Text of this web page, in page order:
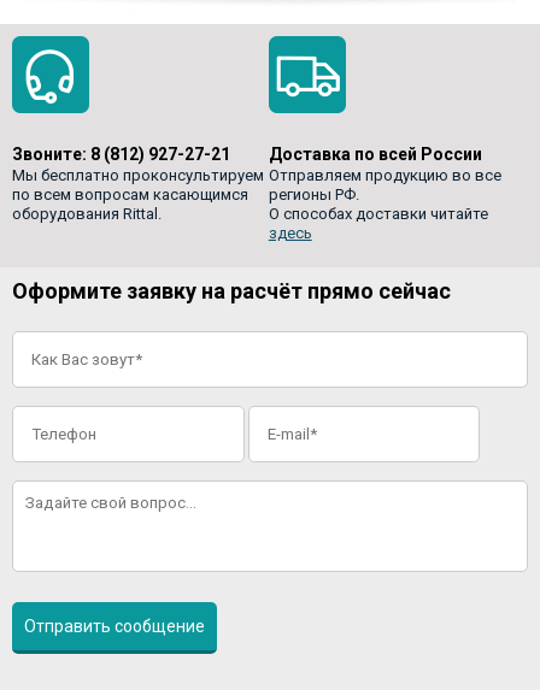
Звоните: 8 (812) 927-27-21
Мы бесплатно проконсультируем
по всем вопросам касающимся
оборудования Rittal.
Доставка по всей России
Отправляем продукцию во все
регионы РФ.
О способах доставки читайте
здесь
Оформите заявку на расчёт прямо сейчас